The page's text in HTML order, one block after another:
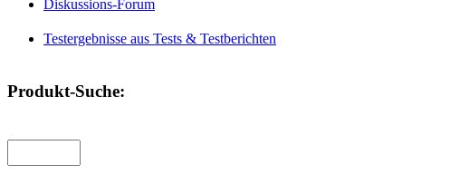
Diskussions-Forum
Testergebnisse aus Tests & Testberichten
Produkt-Suche: